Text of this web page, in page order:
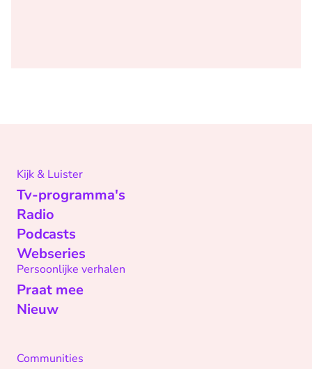
Kijk & Luister
Tv-programma's
Radio
Podcasts
Webseries
Persoonlijke verhalen
Praat mee
Nieuw
Communities